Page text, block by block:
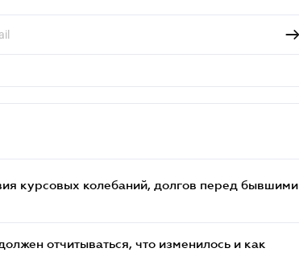
курсовых колебаний, долгов перед бывшими
отчитываться, что изменилось и как